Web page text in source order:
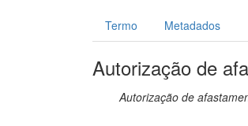
Termo Metadados
Autorização de
Autorização de